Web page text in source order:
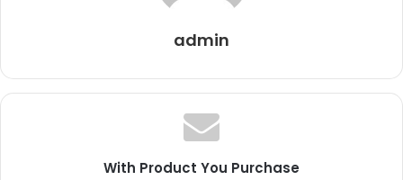
admin
With Product You Purchase